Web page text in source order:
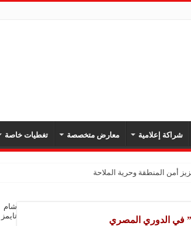
شراكة إعلامية معارض متخصصة تغطيات خاصة
أمن المنطقة وحرية الملاحة
في الدوري المصري
شام
تايمز